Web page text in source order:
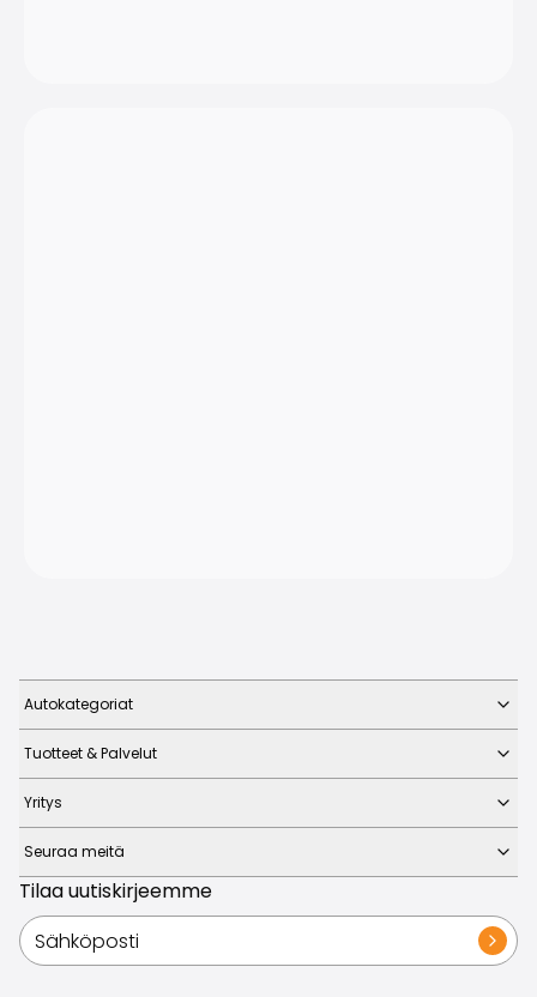
Autokategoriat
Tuotteet & Palvelut
Yritys
Seuraa meitä
Tilaa uutiskirjeemme